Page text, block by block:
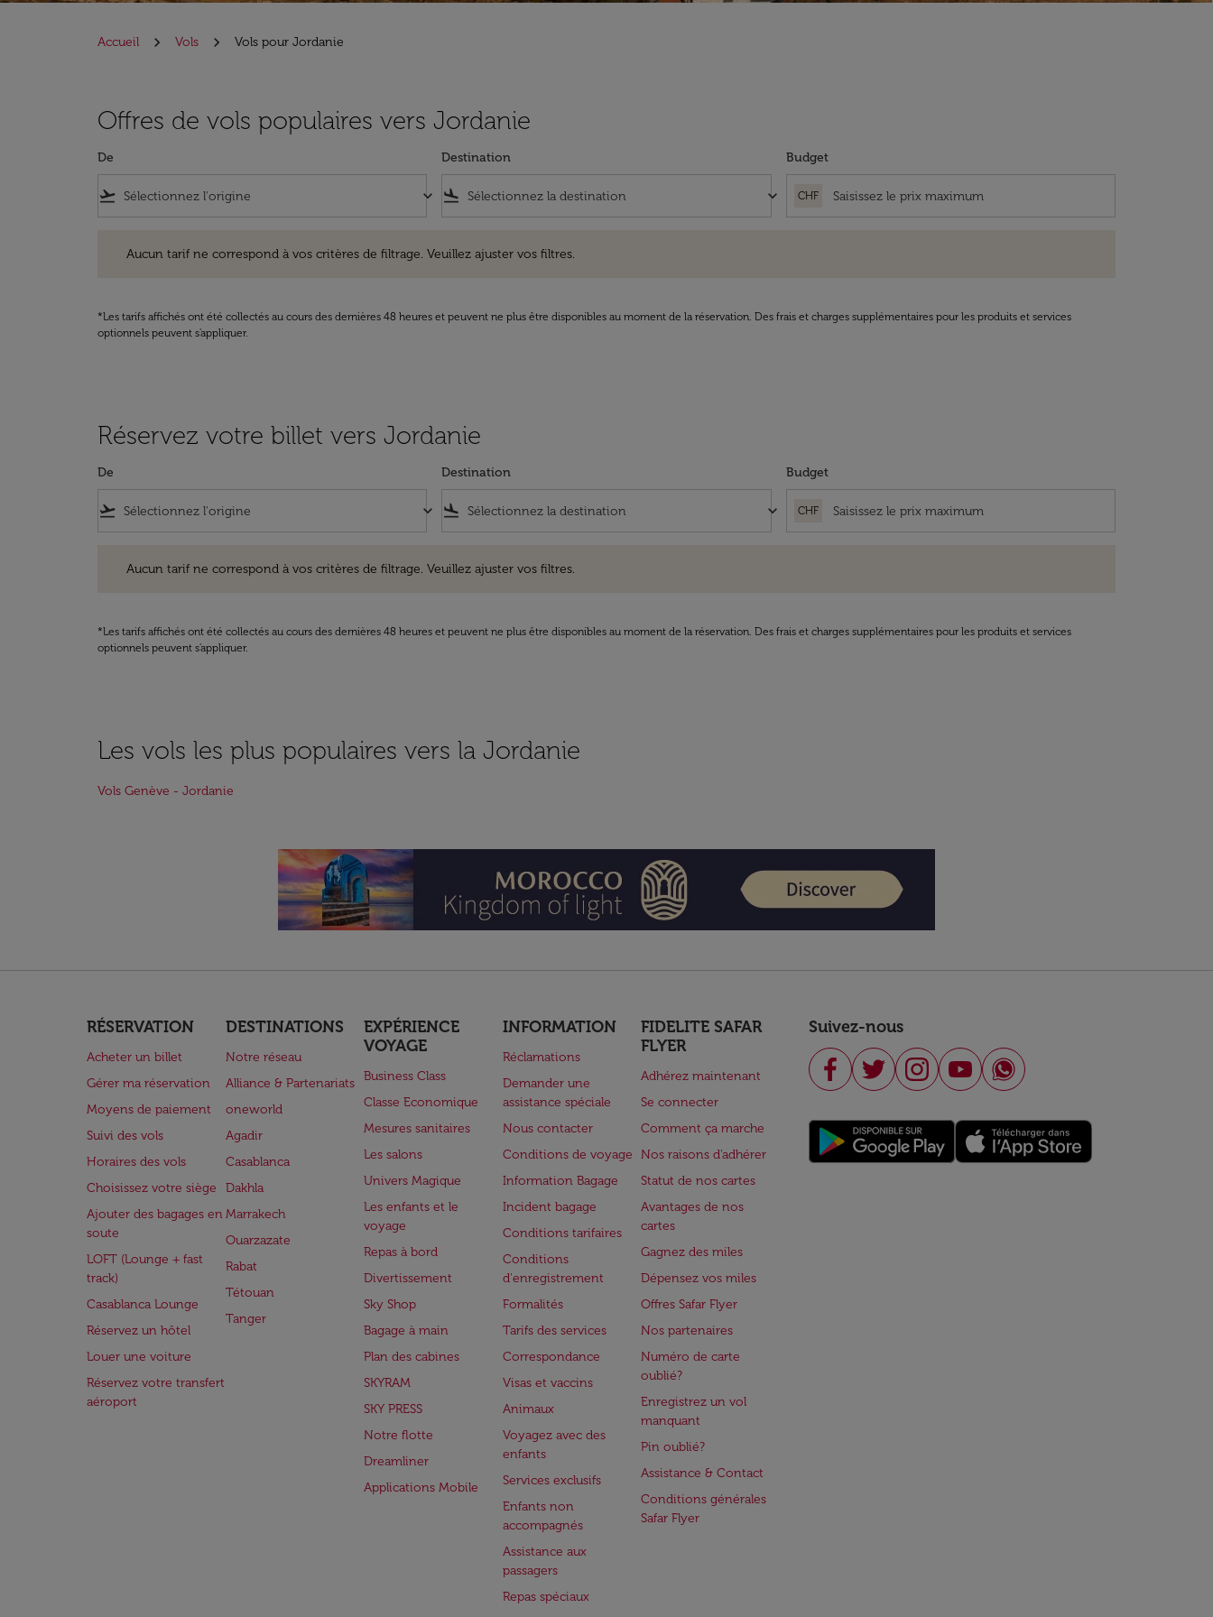
Accueil Vols Vols pour Jordanie
Offres de vols populaires vers Jordanie
De
flight_takeoff keyboard_arrow_down
Destination
flight_land keyboard_arrow_down
Budget
CHF
Aucun tarif ne correspond à vos critères de filtrage. Veuillez ajuster vos filtres.
*Les tarifs affichés ont été collectés au cours des dernières 48 heures et peuvent ne plus être disponibles au moment de la réservation. Des frais et charges supplémentaires pour les produits et services
optionnels peuvent s'appliquer.
Réservez votre billet vers Jordanie
De
flight_takeoff keyboard_arrow_down
Destination
flight_land keyboard_arrow_down
Budget
CHF
Aucun tarif ne correspond à vos critères de filtrage. Veuillez ajuster vos filtres.
*Les tarifs affichés ont été collectés au cours des dernières 48 heures et peuvent ne plus être disponibles au moment de la réservation. Des frais et charges supplémentaires pour les produits et services
optionnels peuvent s'appliquer.
Les vols les plus populaires vers la Jordanie
Vols Genève - Jordanie
RÉSERVATION
Acheter un billet
Gérer ma réservation
Moyens de paiement
Suivi des vols
Horaires des vols
Choisissez votre siège
Ajouter des bagages en
soute
LOFT (Lounge + fast
track)
Casablanca Lounge
Réservez un hôtel
Louer une voiture
Réservez votre transfert
aéroport
DESTINATIONS
Notre réseau
Alliance & Partenariats
oneworld
Agadir
Casablanca
Dakhla
Marrakech
Ouarzazate
Rabat
Tétouan
Tanger
EXPÉRIENCE
VOYAGE
Business Class
Classe Economique
Mesures sanitaires
Les salons
Univers Magique
Les enfants et le
voyage
Repas à bord
Divertissement
Sky Shop
Bagage à main
Plan des cabines
SKYRAM
SKY PRESS
Notre flotte
Dreamliner
Applications Mobile
INFORMATION
Réclamations
Demander une
assistance spéciale
Nous contacter
Conditions de voyage
Information Bagage
Incident bagage
Conditions tarifaires
Conditions
d'enregistrement
Formalités
Tarifs des services
Correspondance
Visas et vaccins
Animaux
Voyagez avec des
enfants
Services exclusifs
Enfants non
accompagnés
Assistance aux
passagers
Repas spéciaux
FIDELITE SAFAR
FLYER
Adhérez maintenant
Se connecter
Comment ça marche
Nos raisons d'adhérer
Statut de nos cartes
Avantages de nos
cartes
Gagnez des miles
Dépensez vos miles
Offres Safar Flyer
Nos partenaires
Numéro de carte
oublié?
Enregistrez un vol
manquant
Pin oublié?
Assistance & Contact
Conditions générales
Safar Flyer
Suivez-nous